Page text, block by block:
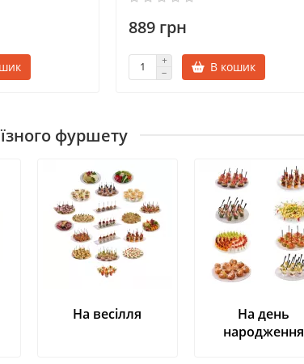
889 грн
В кошик
фуршету
На весілля
На день
народження